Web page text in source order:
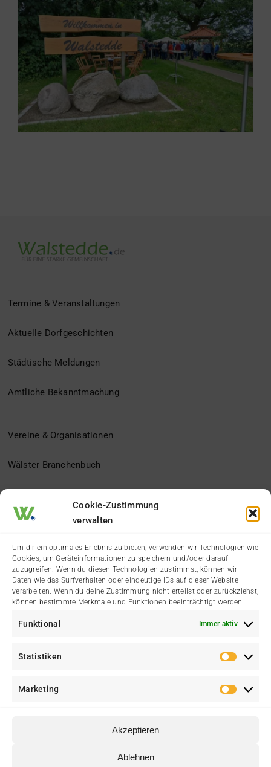
Cookie-Zustimmung
verwalten
Um dir ein optimales Erlebnis zu bieten, verwenden wir Technologien wie
Cookies, um Geräteinformationen zu speichern und/oder darauf
zuzugreifen. Wenn du diesen Technologien zustimmst, können wir
Daten wie das Surfverhalten oder eindeutige IDs auf dieser Website
verarbeiten. Wenn du deine Zustimmung nicht erteilst oder zurückziehst,
können bestimmte Merkmale und Funktionen beeinträchtigt werden.
Funktional Immer aktiv
Statistiken
Marketing
Akzeptieren
Ablehnen
Termine & Veranstaltungen
Aktuelle Dorfgeschichten
Städtische Meldungen
Amtliche Bekanntmachung
Vereine & Organisationen
Wälster Branchenbuch
Datenschutzerklärung
Cookie-Richtlinie (EU)
Kontakt